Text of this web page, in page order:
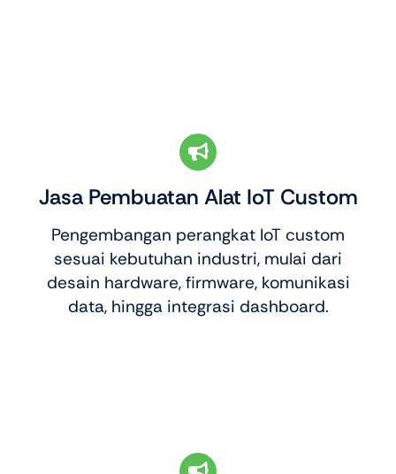
Jasa Pembuatan Alat IoT Custom
Pengembangan perangkat IoT custom
sesuai kebutuhan industri, mulai dari
desain hardware, firmware, komunikasi
data, hingga integrasi dashboard.